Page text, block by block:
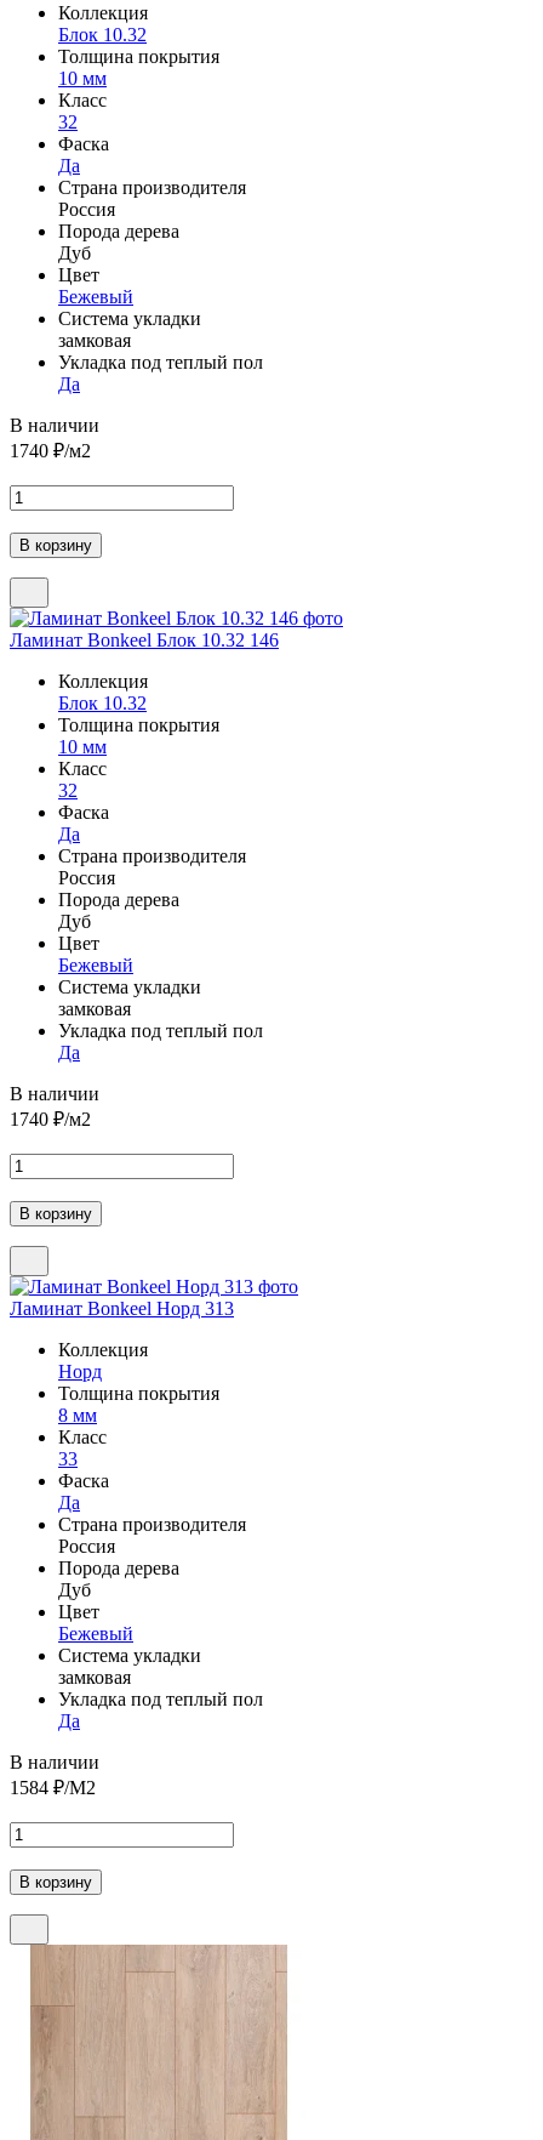
Коллекция
Блок 10.32
Толщина покрытия
10 мм
Класс
32
Фаска
Да
Страна производителя
Россия
Порода дерева
Дуб
Цвет
Бежевый
Система укладки
замковая
Укладка под теплый пол
Да
В наличии
1740 ₽/м2
Ламинат Bonkeel Блок 10.32 146
Коллекция
Блок 10.32
Толщина покрытия
10 мм
Класс
32
Фаска
Да
Страна производителя
Россия
Порода дерева
Дуб
Цвет
Бежевый
Система укладки
замковая
Укладка под теплый пол
Да
В наличии
1740 ₽/м2
Ламинат Bonkeel Норд 313
Коллекция
Норд
Толщина покрытия
8 мм
Класс
33
Фаска
Да
Страна производителя
Россия
Порода дерева
Дуб
Цвет
Бежевый
Система укладки
замковая
Укладка под теплый пол
Да
В наличии
1584 ₽/М2